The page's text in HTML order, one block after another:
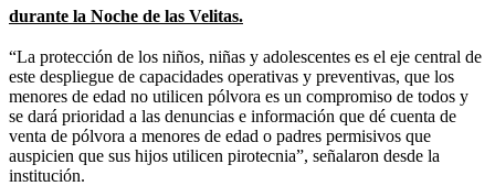
durante la Noche de las Velitas.
“La protección de los niños, niñas y adolescentes es el eje central de
este despliegue de capacidades operativas y preventivas, que los
menores de edad no utilicen pólvora es un compromiso de todos y
se dará prioridad a las denuncias e información que dé cuenta de
venta de pólvora a menores de edad o padres permisivos que
auspicien que sus hijos utilicen pirotecnia”, señalaron desde la
institución.